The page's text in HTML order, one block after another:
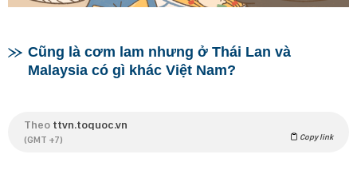
Cũng là cơm lam nhưng ở Thái Lan và
Malaysia có gì khác Việt Nam?
Theo ttvn.toquoc.vn
(GMT +7) Copy link